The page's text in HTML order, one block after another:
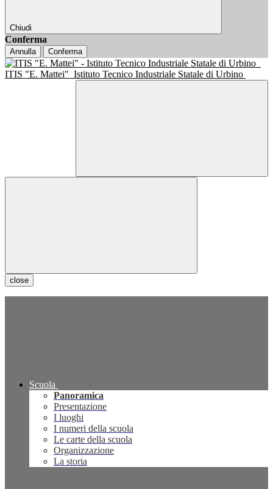
Chiudi
Conferma
Annulla Conferma
ITIS "E. Mattei" Istituto Tecnico Industriale Statale di Urbino
close
Scuola
Panoramica
Presentazione
I luoghi
I numeri della scuola
Le carte della scuola
Organizzazione
La storia